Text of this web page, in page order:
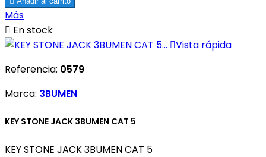
Más
 En stock
Vista rápida
Referencia: 0579
Marca: 3BUMEN
KEY STONE JACK 3BUMEN CAT 5
KEY STONE JACK 3BUMEN CAT 5